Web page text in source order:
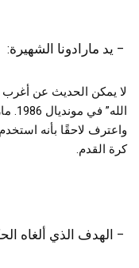
– يد مارادونا الشهيرة:
لا يمكن الحديث عن أغرب
واعترف لاحقًا بأنه
كرة القدم.
– الهدف الذي ألغاه